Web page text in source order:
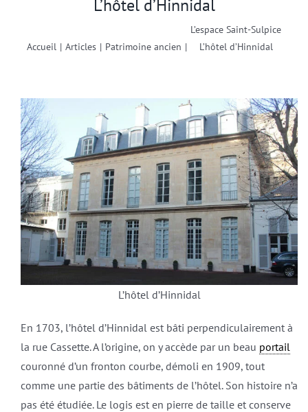
L’hôtel d’Hinnidal
Accueil | Articles | Patrimoine ancien |
L’espace Saint-Sulpice
L’hôtel d’Hinnidal
L’hôtel d’Hinnidal
En 1703, l’hôtel d’Hinnidal est bâti perpendiculairement à
la rue Cassette. A l’origine, on y accède par un beau portail
couronné d’un fronton courbe, démoli en 1909, tout
comme une partie des bâtiments de l’hôtel. Son histoire n’a
pas été étudiée. Le logis est en pierre de taille et conserve